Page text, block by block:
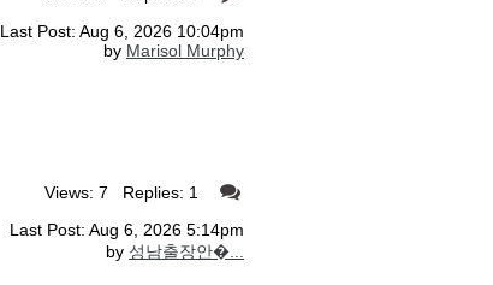
Last Post: Aug 6, 2026 10:04pm
by Marisol Murphy
Views: 7 Replies: 1
Last Post: Aug 6, 2026 5:14pm
by 성남출장안�...